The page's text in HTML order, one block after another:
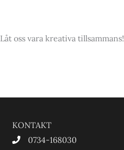
Låt oss vara kreativa tillsammans!
KONTAKT
0734-168030